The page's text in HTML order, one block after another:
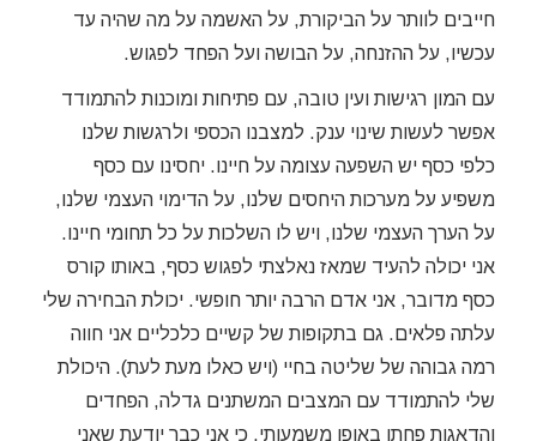
חייבים לוותר על הביקורת, על האשמה על מה שהיה עד
עכשיו, על ההזנחה, על הבושה ועל הפחד לפגוש.
עם המון רגישות ועין טובה, עם פתיחות ומוכנות להתמודד
אפשר לעשות שינוי ענק. למצבנו הכספי ולרגשות שלנו
כלפי כסף יש השפעה עצומה על חיינו. יחסינו עם כסף
משפיע על מערכות היחסים שלנו, על הדימוי העצמי שלנו,
על הערך העצמי שלנו, ויש לו השלכות על כל תחומי חיינו.
אני יכולה להעיד שמאז נאלצתי לפגוש כסף, באותו קורס
כסף מדובר, אני אדם הרבה יותר חופשי. יכולת הבחירה שלי
עלתה פלאים. גם בתקופות של קשיים כלכליים אני חווה
רמה גבוהה של שליטה בחיי (ויש כאלו מעת לעת). היכולת
שלי להתמודד עם המצבים המשתנים גדלה, הפחדים
והדאגות פחתו באופן משמעותי, כי אני כבר יודעת שאני